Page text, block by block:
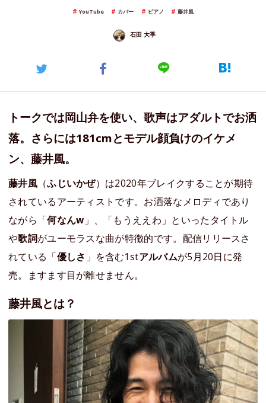
YouTube カバー ピアノ 藤井風
石田 大季
トークでは岡山弁を使い、歌声はアダルトでお洒
落。さらには181cmとモデル顔負けのイケメ
ン、藤井風。
藤井風（ふじいかぜ）は2020年ブレイクすることが期待
されているアーティストです。お洒落なメロディであり
ながら「何なんw 」、「もうええわ」といったタイトル
や歌詞がユーモラスな曲が特徴的です。配信リリースさ
れている「優しさ 」を含む1stアルバムが5月20日に発
売。ますます目が離せません。
藤井風とは？